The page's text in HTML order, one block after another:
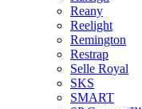
Reany
Reelight
Remington
Restrap
Selle Royal
SKS
SMART